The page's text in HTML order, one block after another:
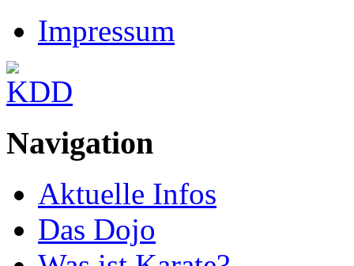
Impressum
Navigation
Aktuelle Infos
Das Dojo